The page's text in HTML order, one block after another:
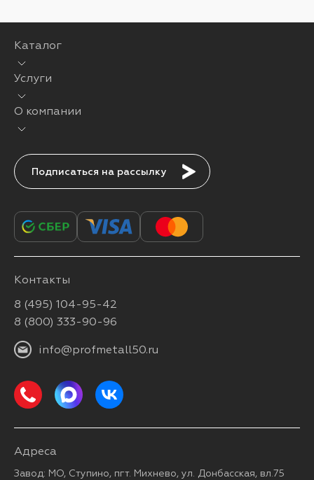
Каталог
Услуги
О компании
Подписаться
Контакты
8 (495) 104-95-42
8 (800) 333-90-96
info@profmetall50.ru
Адреса
Завод: МО, Ступино, пгт. Михнево, ул. Донбасская, вл.75